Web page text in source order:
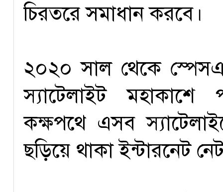
চিরতরে সমাধান করবে।
২০২০ সাল থেকে
স্যাটেলাইট মহাকাশে
কক্ষপথে এসব
ছড়িয়ে থাকা ইন্টারনেট